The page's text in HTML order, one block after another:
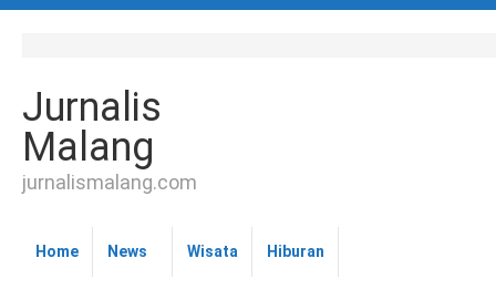
Jurnalis
Malang
jurnalismalang.com
Home News Wisata Hiburan